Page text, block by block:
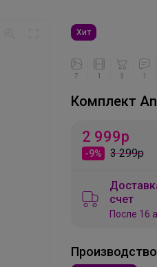
Хит
7 1 3 1
Комплект
2 999р
-9% 3 299р
счет
После 16
Производство